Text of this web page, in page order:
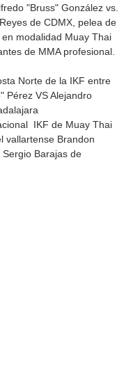
"Bruss" González vs.
de CDMX, pelea de
modalidad Muay Thai
de MMA profesional.
Norte de la IKF entre
Pérez VS Alejandro
IKF de Muay Thai
vallartense Brandon
Barajas de